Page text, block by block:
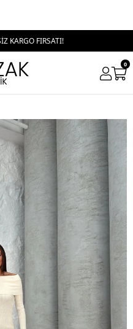
KARGO FIRSATI!
0